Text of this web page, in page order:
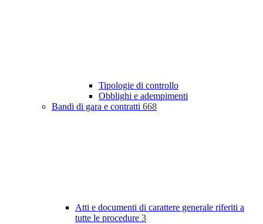
Tipologie di controllo
Obblighi e adempimenti
Bandi di gara e contratti 668
Atti e documenti di carattere generale riferiti a
tutte le procedure 3